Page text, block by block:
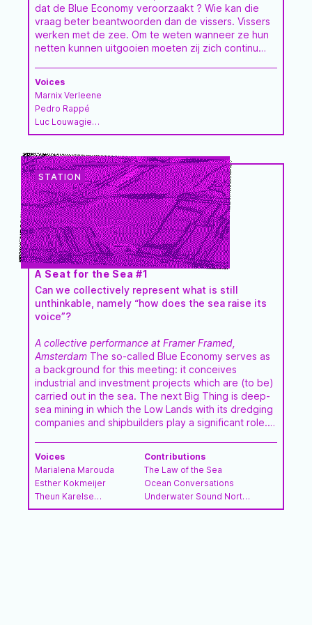
dat de Blue Economy veroorzaakt ? Wie kan die
vraag beter beantwoorden dan de vissers. Vissers
werken met de zee. Om te weten wanneer ze hun
netten kunnen uitgooien moeten zij zich continu
wil vangen, is hij verplicht het leven in zee te laten
gedijen. Een stiel met contradicties - maar welke
stiel heeft er geen ? - die druk zet op zijn
werkterrein maar zelf ook onder grote druk staat.
kunnen niet …
Voices
Marnix Verleene
Pedro Rappé
Luc Louwagie
Stephane Vedelaar
Robin Deman
Ger De Ruiter
Climaxi
A Seat for the Sea #1
Can we collectively represent what is still
unthinkable, namely “how does the sea raise its
voice”?
A collective performance at Framer Framed,
Amsterdam
a background for this meeting: it conceives
industrial and investment projects which are (to be)
carried out in the sea. The next Big Thing is deep-
sea mining in which the Low Lands with its dredging
companies and shipbuilders play a significant role.
by Radha D'Souza & Jonas Staal, it is more than
appropriate to hear how artists with a strong bond
with the sea relate to this new industrial niche. So,
once again: How can we strengthen the voice of
Voices
Marialena Marouda
Esther Kokmeijer
Theun Karelse
Stijn Demeulenaere
Contributions
The Law of the Sea
Ocean Conversations
Underwater Sound North
Sea